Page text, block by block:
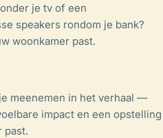
je tv of een
speakers rondom je bank?
woonkamer past.
meenemen in het verhaal —
impact en een opstelling
past.